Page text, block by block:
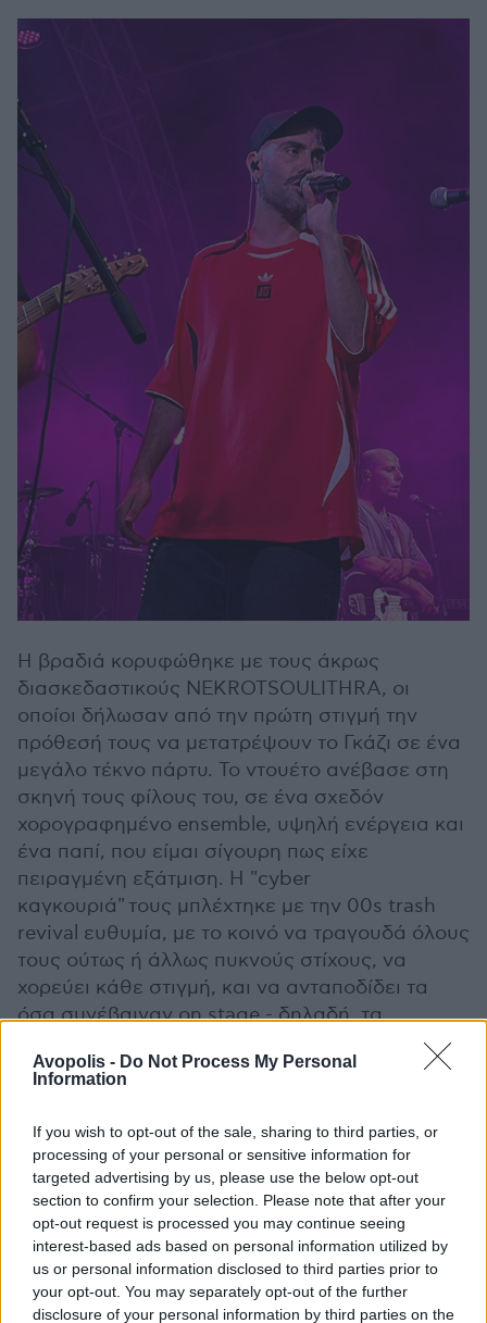
Avopolis - Do Not Process My Personal
Information
If you wish to opt-out of the sale, sharing to third parties, or
processing of your personal or sensitive information for
targeted advertising by us, please use the below opt-out
section to confirm your selection. Please note that after your
opt-out request is processed you may continue seeing
interest-based ads based on personal information utilized by
us or personal information disclosed to third parties prior to
your opt-out. You may separately opt-out of the further
disclosure of your personal information by third parties on the
Η βραδιά κορυφώθηκε με τους άκρως
διασκεδαστικούς NEKROTSOULITHRA, οι
οποίοι δήλωσαν από την πρώτη στιγμή την
πρόθεσή τους να μετατρέψουν το Γκάζι σε ένα
μεγάλο τέκνο πάρτυ. Το ντουέτο ανέβασε στη
σκηνή τους φίλους του, σε ένα σχεδόν
χορογραφημένο ensemble, υψηλή ενέργεια και
ένα παπί, που είμαι σίγουρη πως είχε
πειραγμένη εξάτμιση. Η "cyber
καγκουριά" τους μπλέχτηκε με την 00s trash
revival ευθυμία, με το κοινό να τραγουδά όλους
τους ούτως ή άλλως πυκνούς στίχους, να
χορεύει κάθε στιγμή, και να ανταποδίδει τα
όσα συνέβαιναν on stage - δηλαδή, τα
πήγαινε-έλα, τα λικνίσματα, τον χαβαλέ, τα
μεταξύ της παρέας πειράγματα. Χωρίς
διάθεση, πέρασαν απ’ όλες τις γνωστές
στάσεις της Αθήνας που δεν παίρνει πολύ στα
σοβαρά τον εαυτό της, όχι γιατί υπολείπεται
σκέψης ή αισθητικής, αλλά γιατί έχει αρκετή
από αυτή ώστε να παίζει το παιχνίδι με τρόπο
που να βγαίνει κερδισμένη - και να διασκεδάζει
φοβερά κατά τη διάρκεια. Μεταξύ των
"Μπαούλο", "666", "Κακό Tαξίδι", "Μου Aνάβεις